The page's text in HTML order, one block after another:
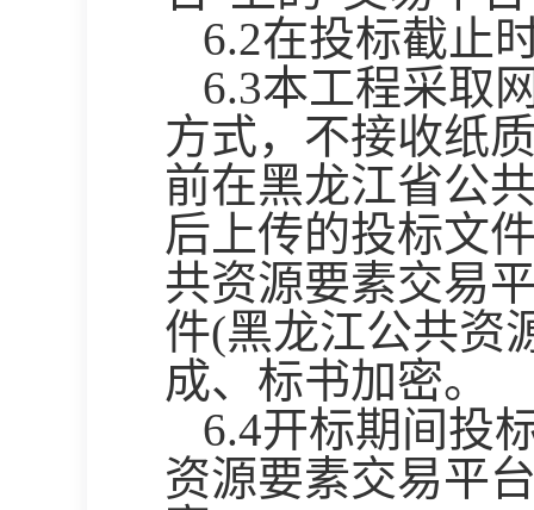
6.2在投标截止
6.3本工程采取
方式，不接收纸
前在黑龙江省公
后上传的投标文
共资源要素交易
件(黑龙江公共资
成、标书加密。
6.4开标期间投
资源要素交易平